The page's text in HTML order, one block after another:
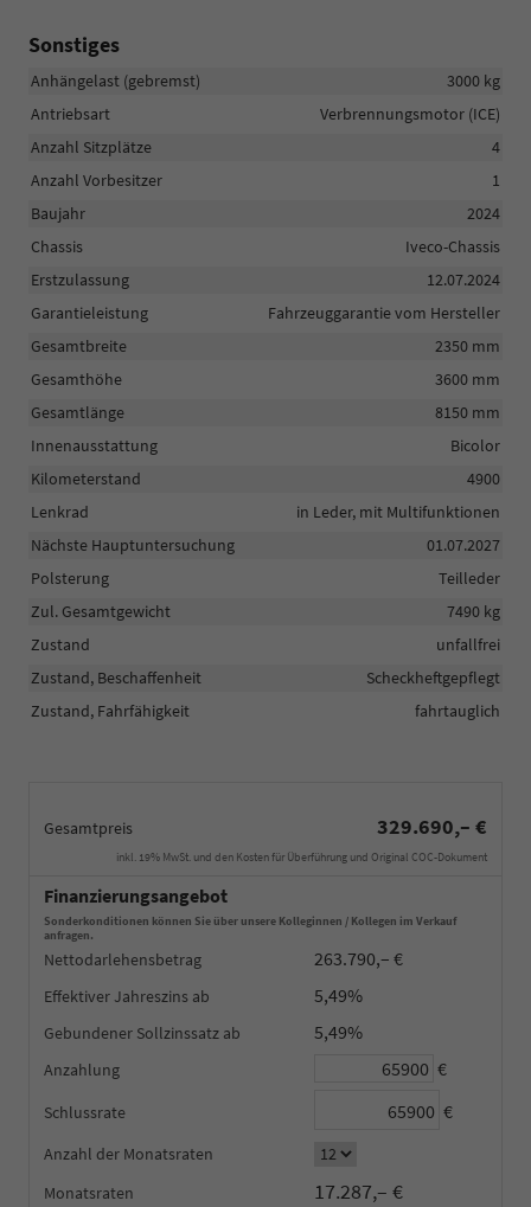
Gesamtpreis 329.690,– €
inkl. 19% MwSt. und den Kosten für Überführung und Original COC-Dokument
Finanzierungsangebot
Sonderkonditionen können Sie über unsere Kolleginnen / Kollegen im Verkauf
anfragen.
Nettodarlehensbetrag 263.790,– €
Effektiver Jahreszins 5,49%
Gebundener Sollzinssatz 5,49%
Anzahlung €
Schlussrate €
Anzahl der Monatsraten
Monatsraten
17.287,– €
Sonstiges
Anhängelast (gebremst)
3000 kg
Antriebsart
Verbrennungsmotor (ICE)
Anzahl Sitzplätze
4
Anzahl Vorbesitzer
1
Baujahr
2024
Chassis
Iveco-Chassis
Erstzulassung
12.07.2024
Garantieleistung
Fahrzeuggarantie vom Hersteller
Gesamtbreite
2350 mm
Gesamthöhe
3600 mm
Gesamtlänge
8150 mm
Innenausstattung
Bicolor
Kilometerstand
4900
Lenkrad
in Leder, mit Multifunktionen
Nächste Hauptuntersuchung
01.07.2027
Polsterung
Teilleder
Zul. Gesamtgewicht
7490 kg
Zustand
unfallfrei
Zustand, Beschaffenheit
Scheckheftgepflegt
Zustand, Fahrfähigkeit
fahrtauglich